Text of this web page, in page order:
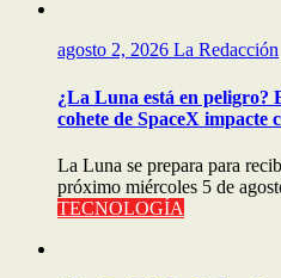
agosto 2, 2026 La Redacción
¿La Luna está en peligro?
cohete de SpaceX impacte
La Luna se prepara para
próximo miércoles 5 de
TECNOLOGÍA